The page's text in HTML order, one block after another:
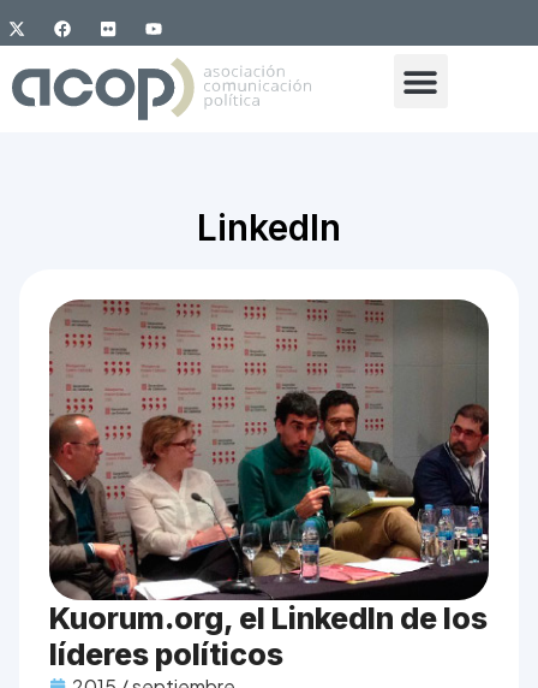
LinkedIn
Kuorum.org, el LinkedIn de los
líderes políticos